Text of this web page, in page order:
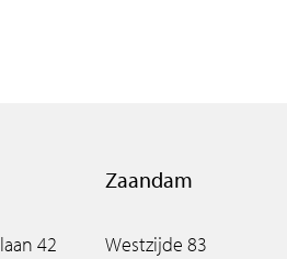
42
Zaandam
Westzijde 83